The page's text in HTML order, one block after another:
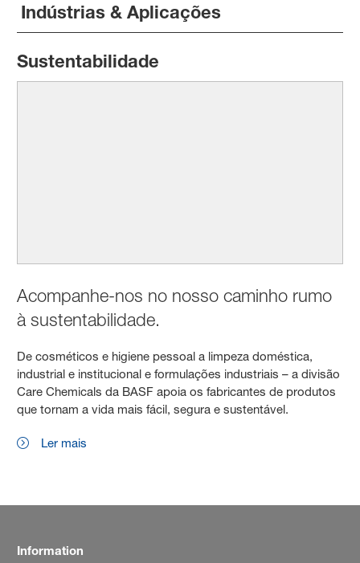
Indústrias & Aplicações
Sustentabilidade
Acompanhe-nos no nosso caminho rumo
à sustentabilidade.
De cosméticos e higiene pessoal a limpeza doméstica,
industrial e institucional e formulações industriais – a divisão
Care Chemicals da BASF apoia os fabricantes de produtos
que tornam a vida mais fácil, segura e sustentável.
Ler mais
Information